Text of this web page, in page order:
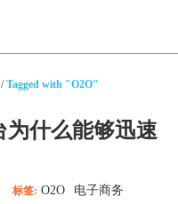
/Tagged with "O2O"
为什么能够迅速
标签: O2O 电子商务